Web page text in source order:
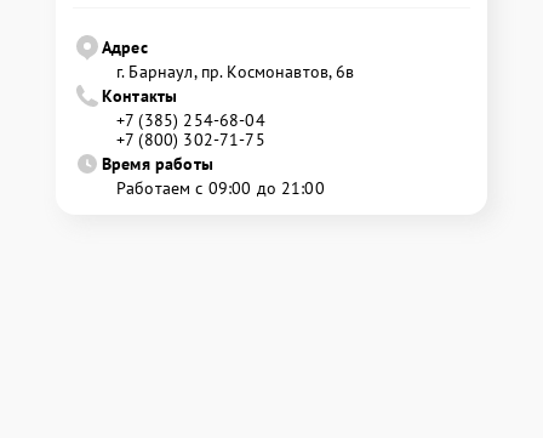
Адрес
г. Барнаул, ​пр. Космонавтов, 6в
Контакты
+7 (385) 254-68-04
+7 (800) 302-71-75
Время работы
Работаем с 09:00 до 21:00